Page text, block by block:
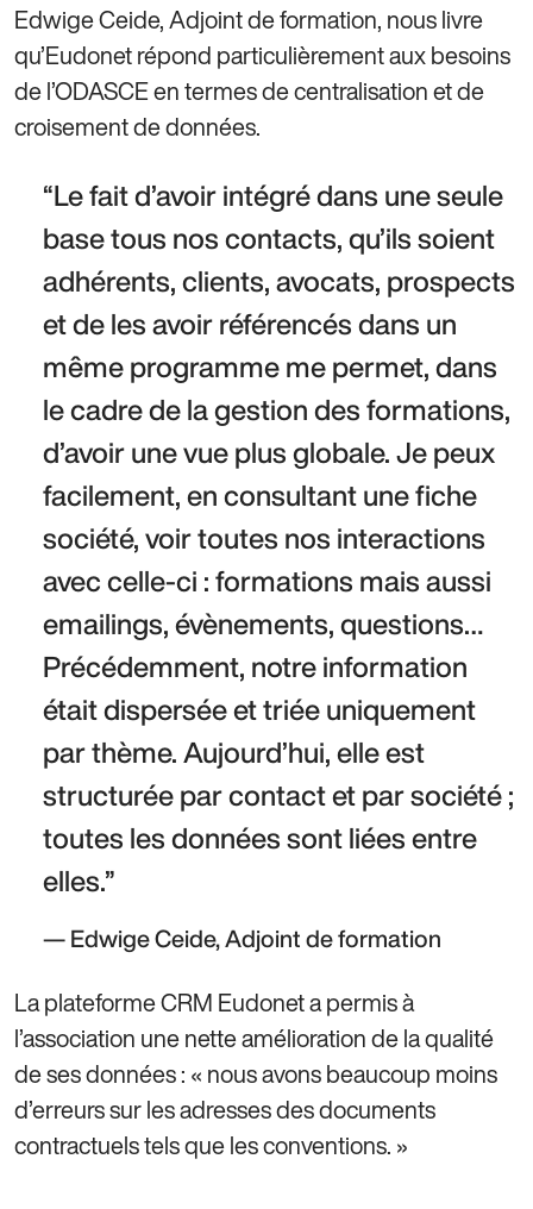
Edwige Ceide, Adjoint de formation, nous livre
qu’Eudonet répond particulièrement aux besoins
de l’ODASCE en termes de centralisation et de
croisement de données.
Le fait d’avoir intégré dans une seule
base tous nos contacts, qu’ils soient
adhérents, clients, avocats, prospects
et de les avoir référencés dans un
même programme me permet, dans
le cadre de la gestion des formations,
d’avoir une vue plus globale. Je peux
facilement, en consultant une fiche
société, voir toutes nos interactions
avec celle-ci : formations mais aussi
emailings, évènements, questions…
Précédemment, notre information
était dispersée et triée uniquement
par thème. Aujourd’hui, elle est
structurée par contact et par société ;
toutes les données sont liées entre
elles.
Edwige Ceide, Adjoint de formation
La plateforme CRM Eudonet a permis à
l’association une nette amélioration de la qualité
de ses données : « nous avons beaucoup moins
d’erreurs sur les adresses des documents
contractuels tels que les conventions. »